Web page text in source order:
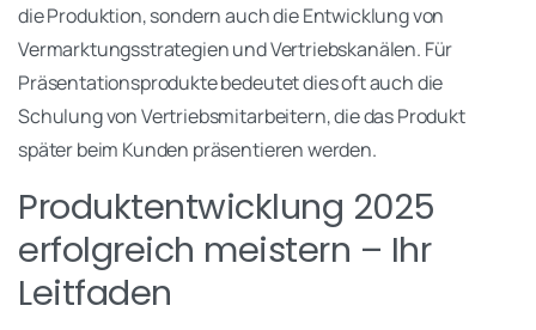
die Produktion, sondern auch die Entwicklung von
Vermarktungsstrategien und Vertriebskanälen. Für
Präsentationsprodukte bedeutet dies oft auch die
Schulung von Vertriebsmitarbeitern, die das Produkt
später beim Kunden präsentieren werden.
Produktentwicklung 2025
erfolgreich meistern – Ihr
Leitfaden